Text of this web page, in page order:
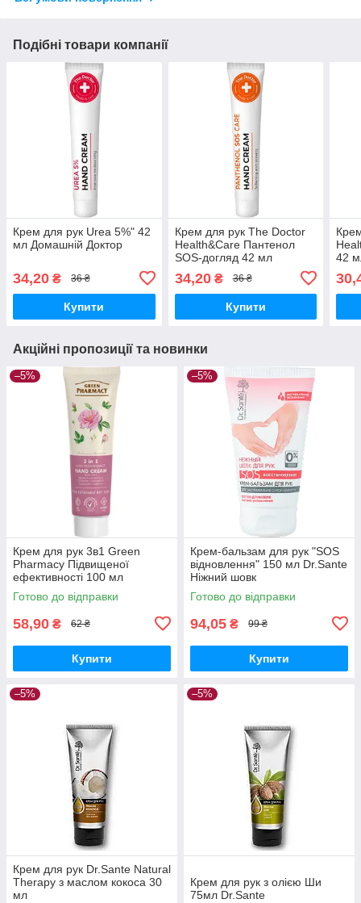
Подібні товари компанії
Крем для рук Urea 5%" 42
мл Домашній Доктор
34,20 ₴ 36 ₴
Купити
Крем для рук The Doctor
Health&Care Пантенол
SOS-догляд 42 мл
34,20₴ 36 ₴
Купити
42
Акційні пропозиції та новинки
–5%
Крем для рук 3в1 Green
Pharmacy Підвищеної
ефективності 100 мл
Готово до відправки
58,90 ₴ 62 ₴
Купити
–5%
Крем-бальзам для рук "SOS
відновлення" 150 мл Dr.Sante
Ніжний шовк
Готово до відправки
94,05 ₴ 99 ₴
Купити
–5%
Крем для рук Dr.Sante Natural
Therapy з маслом кокоса 30
мл
–5%
Крем для рук з олією Ши
75мл Dr.Sante